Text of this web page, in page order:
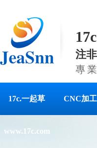
注
專
17c.一起草
www.17c.com
CNC加工